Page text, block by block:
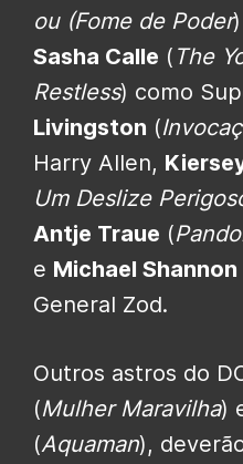
ou (Fome de Poder
Sasha Calle ( The
Restless) como
Livingston (
Harry Allen,
Um Deslize
Antje Traue (
e Michael Shannon
General Zod.
Outros astros do
(Mulher Maravilha)
(Aquaman),